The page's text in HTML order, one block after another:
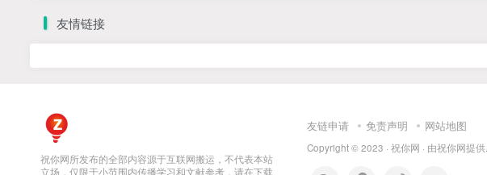
友情链接
祝你网所发布的全部内容源于互联网搬运，不代表本站
立场，仅限于小范围内传播学习和文献参考，请在下载
友链申请 免责声明 网站地图
Copyright © 2023 · 祝你网 · 由祝你网提供.